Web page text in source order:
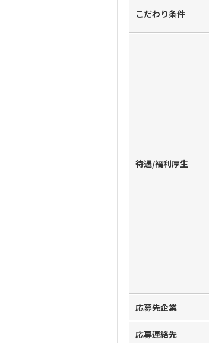
こだわり条件
待遇/福利厚生
応募先企業
応募連絡先